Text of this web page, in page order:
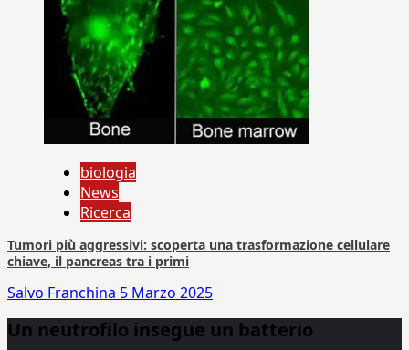
biologia
News
Ricerca
Tumori più aggressivi: scoperta una trasformazione cellulare
chiave, il pancreas tra i primi
Salvo Franchina 5 Marzo 2025
Un neutrofilo insegue un batterio